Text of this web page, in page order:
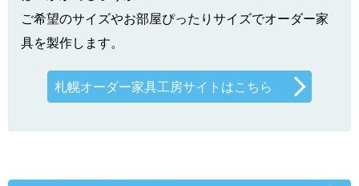
ご希望のサイズやお部屋ぴったりサイズでオーダー家
具を製作します。
札幌オーダー家具工房サイトはこちら